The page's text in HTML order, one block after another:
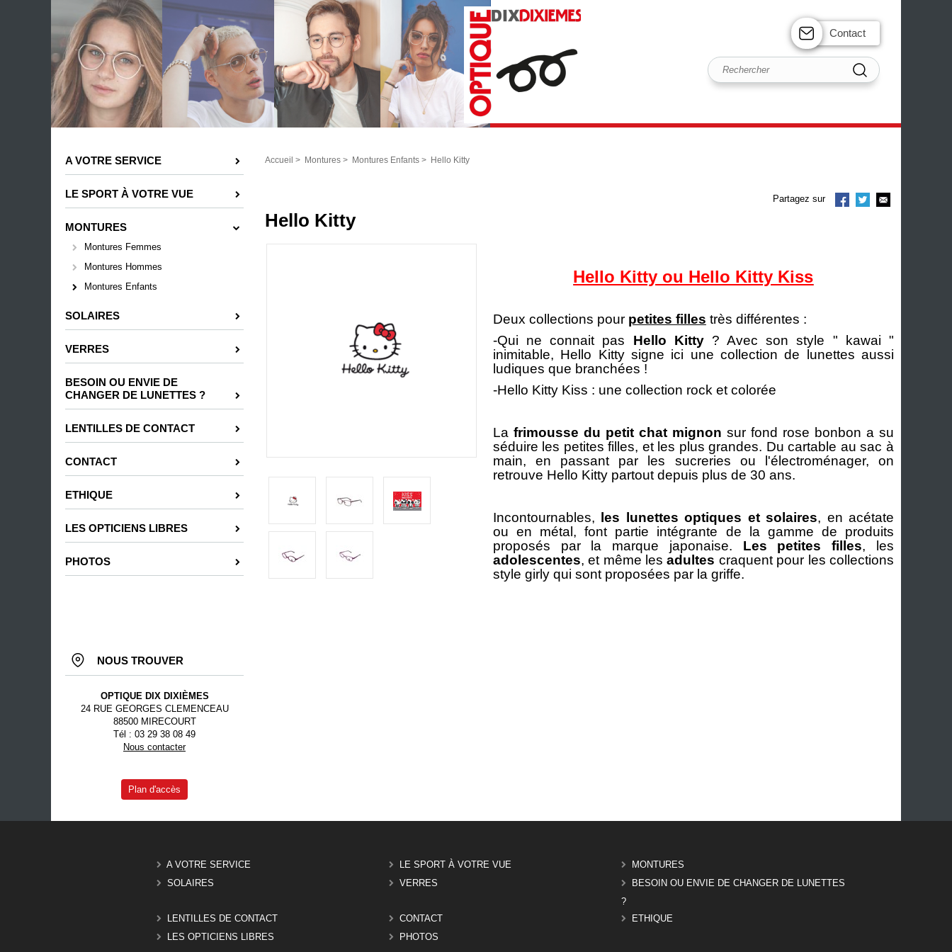
Contact
A VOTRE SERVICE
LE SPORT À VOTRE VUE
MONTURES
Montures Femmes
Montures Hommes
Montures Enfants
SOLAIRES
VERRES
BESOIN OU ENVIE DE
CHANGER DE LUNETTES ?
LENTILLES DE CONTACT
CONTACT
ETHIQUE
LES OPTICIENS LIBRES
PHOTOS
NOUS TROUVER
OPTIQUE DIX DIXIÈMES
24 RUE GEORGES CLEMENCEAU
88500 MIRECOURT
Tél : 03 29 38 08 49
Nous contacter
Plan d'accès
Accueil > Montures > Montures Enfants > Hello Kitty
Partagez sur
Hello Kitty
Hello Kitty ou Hello Kitty Kiss
Deux collections pour petites filles très différentes :
-Qui ne connait pas Hello Kitty? Avec son style " kawai "
inimitable, Hello Kitty signe ici une collection de lunettes aussi
ludiques que branchées !
-Hello Kitty Kiss : une collection rock et colorée
La frimousse du petit chat mignon sur fond rose bonbon a su
séduire les petites filles, et les plus grandes. Du cartable au sac à
main, en passant par les sucreries ou l'électroménager, on
retrouve Hello Kitty partout depuis plus de 30 ans.
Incontournables, les lunettes optiques et solaires, en acétate
ou en métal, font partie intégrante de la gamme de produits
proposés par la marque japonaise. Les petites filles, les
adolescentes, et même les adultes craquent pour les collections
style girly qui sont proposées par la griffe.
A VOTRE SERVICE LE SPORT À VOTRE VUE
MONTURES
SOLAIRES
VERRES
BESOIN OU ENVIE DE CHANGER DE LUNETTES
?
LENTILLES DE CONTACT
CONTACT
ETHIQUE
LES OPTICIENS LIBRES
PHOTOS